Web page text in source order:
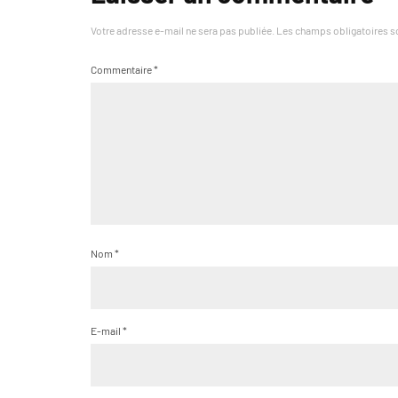
Votre adresse e-mail ne sera pas publiée. Les champs obligatoires
Commentaire*
Nom *
E-mail *